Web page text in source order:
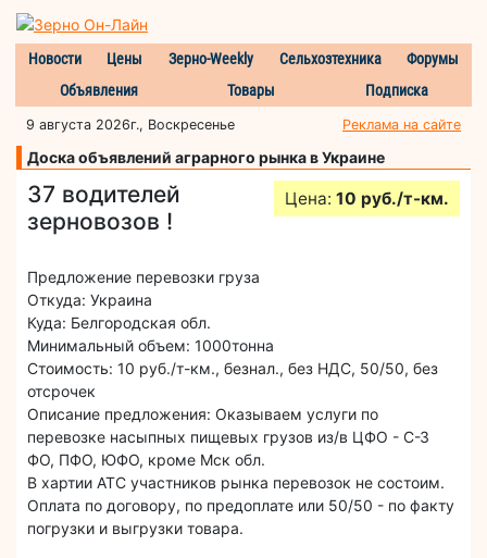
Новости Цены Зерно-Weekly Сельхозтехника
Форумы
Объявления
Товары Подписка
9 августа 2026г., Воскресенье Реклама на сайте
Доска объявлений аграрного рынка в Украине
37 водителей
зерновозов !
Цена: 10 руб./т-км.
Предложение перевозки груза
Откуда: Украина
Куда: Белгородская обл.
Минимальный объем: 1000тонна
Стоимость: 10 руб./т-км., безнал., без НДС, 50/50, без
отсрочек
Описание предложения: Оказываем услуги по
перевозке насыпных пищевых грузов из/в ЦФО - С-З
ФО, ПФО, ЮФО, кроме Мск обл.
В хартии АТС участников рынка перевозок не состоим.
Оплата по договору, по предоплате или 50/50 - по факту
погрузки и выгрузки товара.